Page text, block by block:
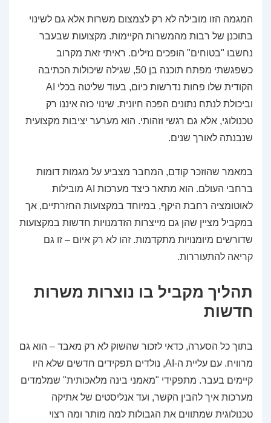
המגמה הזו מובילה לא רק לצמצום משרות אלא גם לשינוי
בתוכנן של רבות מהמשרות הקיימות. מקצועות שבעבר
נחשבו "בטוחים" הופכים נזילים. ראיתי זאת מקרוב
כשפגשתי מפתח תוכנה בן 50, שגילה שיכולות הכתיבה
הקודית שלו פחות נדרשות כיום, בעוד שליטה בכלי AI
וביכולת לנתח נתונים הפכה חיונית. שינוי כזה איננו רק
טכנולוגי, אלא גם רגשי וזהותי. הוא מערער יציבות מקצועית
שנבנתה לאורך שנים.
במאמר שהוזכר קודם, המחבר מצביע על מגמות דומות
ברחבי העולם. הוא מתאר כיצד מערכות AI מובילות
לאוטומציה רחבת היקף, במיוחד במקצועות החזרתיים, אך
במקביל מציין שהן גם מייצרות הזדמנויות חדשות במקצועות
שדורשים מיומנויות מתקדמות. זהו לא רק איום – זו גם
קריאה להתעוררות.
תהליך מקביל בו נוצרות משרות
חדשות
בתוך כל הסערה, כדאי לזכור שהשוק לא רק מאבד – הוא גם
מרוויח. עם עליית ה-AI, נולדים תפקידים חדשים שלא היו
קיימים בעבר. מתפקידי "מאמני בינה מלאכותית" שמלמדים
מערכות איך להבין הקשר, ועד אנליסטים של אתיקה
טכנולוגית שמתווים את הגבולות למה מותר ומה רצוי